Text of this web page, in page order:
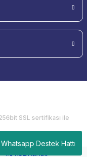
Whatsapp Destek Hattı
SSL sertifikası ile